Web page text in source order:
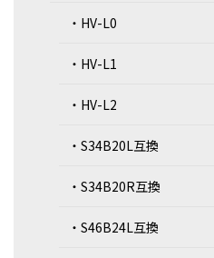
・HV-L0
・HV-L1
・HV-L2
・S34B20L互換
・S34B20R互換
・S46B24L互換